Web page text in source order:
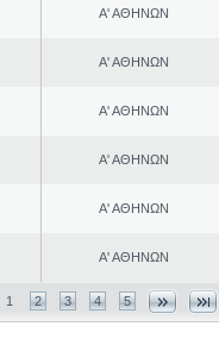
Α' ΑΘΗΝΩΝ
Α' ΑΘΗΝΩΝ
Α' ΑΘΗΝΩΝ
Α' ΑΘΗΝΩΝ
Α' ΑΘΗΝΩΝ
Α' ΑΘΗΝΩΝ
1 2 3 4 5